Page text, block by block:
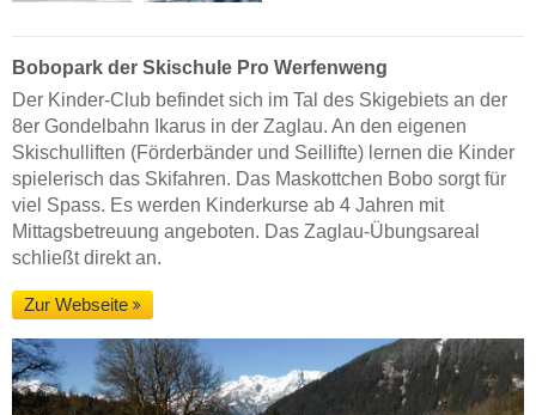
Bobopark der Skischule Pro Werfenweng
Der Kinder-Club befindet sich im Tal des Skigebiets an der
8er Gondelbahn Ikarus in der Zaglau. An den eigenen
Skischulliften (Förderbänder und Seillifte) lernen die Kinder
spielerisch das Skifahren. Das Maskottchen Bobo sorgt für
viel Spass. Es werden Kinderkurse ab 4 Jahren mit
Mittagsbetreuung angeboten. Das Zaglau-Übungsareal
schließt direkt an.
Zur Webseite